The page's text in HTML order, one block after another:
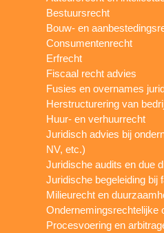
Bestuursrecht
Bouw- en
Consumentenrecht
Erfrecht
Fiscaal recht advies
Fusies en overnames
Herstructurering van
Huur- en verhuurrecht
Juridisch advies bij
NV, etc.)
Juridische audits en due
Juridische begeleiding bij
Milieurecht en
Ondernemingsrechtelijke
Procesvoering en